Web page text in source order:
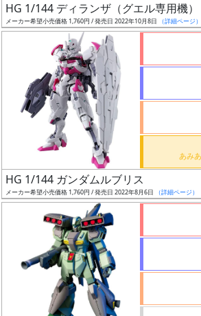
売
切
抽
選
中
HG 1/144 ディランザ（グエル専用機）
メーカー希望小売価格 1,760円 / 発売日 2022年10月8日 （詳細ページ）
HG 1/144 ガンダムルブリス
メーカー希望小売価格 1,760円 / 発売日 2022年8月6日 （詳細ページ）